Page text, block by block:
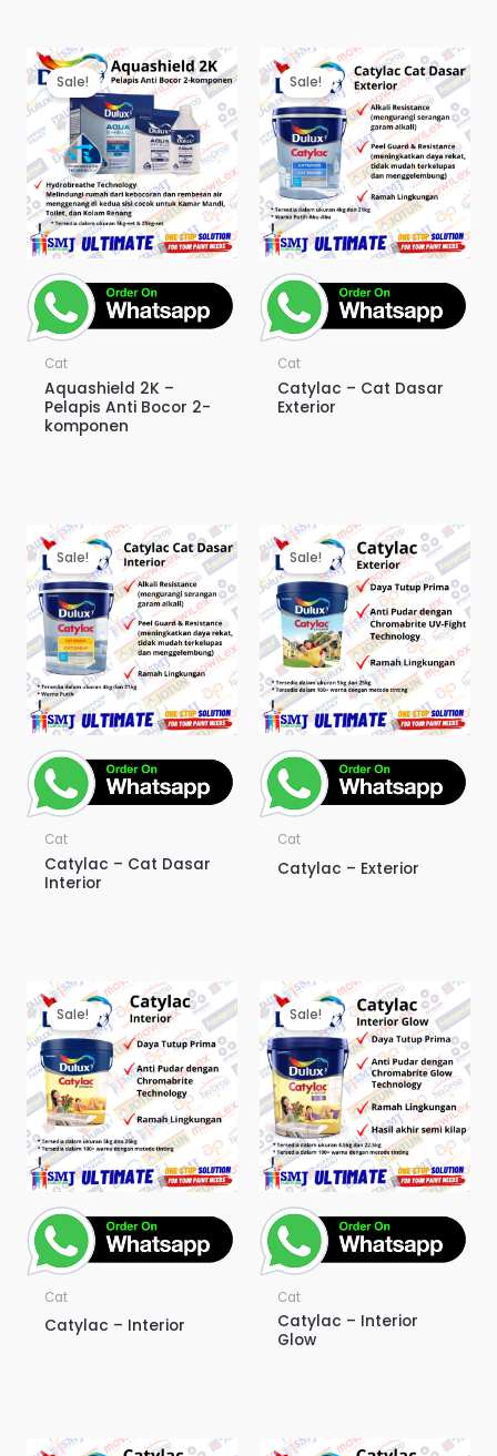
Sale!
Cat
Aquashield 2K –
Pelapis Anti Bocor 2-
komponen
Sale!
Cat
Catylac – Cat Dasar
Exterior
Sale!
Cat
Catylac – Cat Dasar
Interior
Sale!
Cat
Catylac – Exterior
Sale!
Cat
Catylac – Interior
Sale!
Cat
Catylac – Interior
Glow